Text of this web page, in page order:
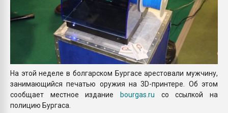
На этой неделе в болгарском Бургасе арестовали мужчину,
занимающийся печатью оружия на 3D-принтере. Об этом
сообщает местное издание
bourgas.ru со ссылкой на
полицию Бургаса.